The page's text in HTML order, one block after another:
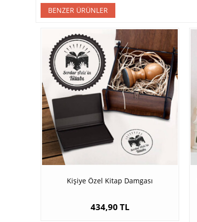
BENZER ÜRÜNLER
Kişiye Özel Kitap Damgası
434,90 TL